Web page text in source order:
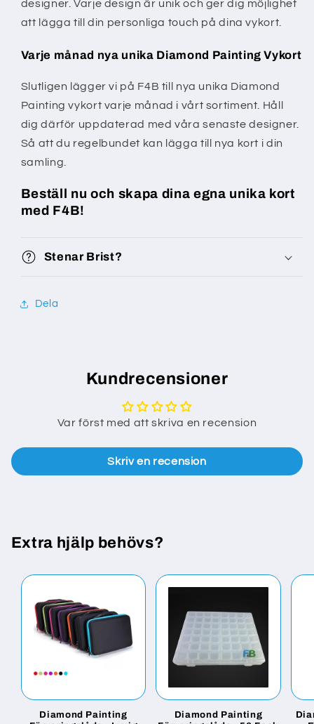
designer. Varje design är unik och ger dig möjlighet
att lägga till din personliga touch på dina vykort.
Varje månad nya unika Diamond Painting Vykort
Slutligen lägger vi på F4B till nya unika Diamond
Painting vykort varje månad i vårt sortiment. Håll
dig därför uppdaterad med våra senaste designer.
Så att du regelbundet kan lägga till nya kort i din
samling.
Beställ nu och skapa dina egna unika kort
med F4B!
Stenar Brist?
Dela
Kundrecensioner
Var först med att skriva en recension
Skriv en recension
Extra hjälp behövs?
Diamond Painting
Diamond Painting